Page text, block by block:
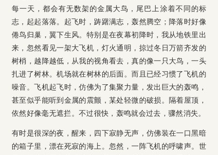
每一天，都会有无数架的金属大鸟，尾巴上涂着不同的标
志，起起落落。起飞时，踌躇满志，轰然腾空；降落时好像
倦鸟归巢，翼下生风。特别是在夜幕初降时，我从地铁里出
来，忽然看见一架大飞机，灯火通明，掠过冬日万箭齐发的
树梢，越降越低，从我的视角看去，真的像一只大鸟，一头
扎进了树林。机场就在树林的后面。而且已经习惯了飞机的
噪音。飞机起飞时，仿佛为了集聚力量，发出巨大的轰鸣，
甚至似乎能听到金属的震颤，某处轻微的破损。隔着屋顶，
依然好像毫无遮拦。不过很快，轰鸣就会过去，骤然消失。
有时是很深的夜，醒来，四下寂静无声，仿佛装在一口黑暗
的箱子里，漂在死寂的海上。忽然，一阵飞机的呼啸声。世